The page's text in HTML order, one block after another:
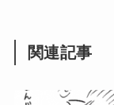
関連記事